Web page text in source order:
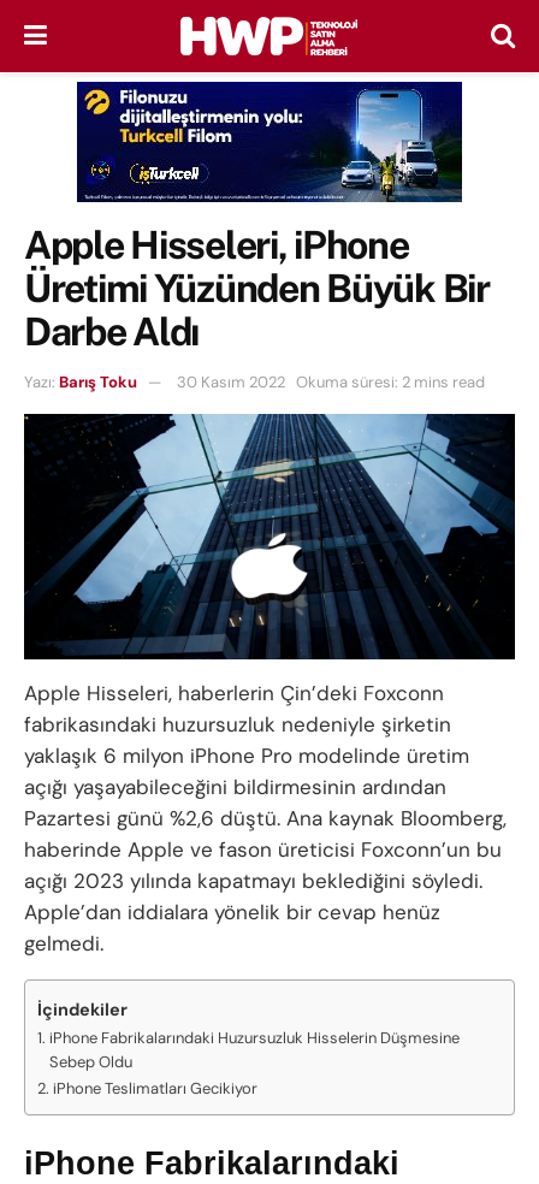
Apple Hisseleri, iPhone
Üretimi Yüzünden Büyük Bir
Darbe Aldı
Yazı: Barış Toku 30 Kasım 2022 Okuma süresi: 2 mins read
Apple Hisseleri, haberlerin Çin’deki Foxconn
fabrikasındaki huzursuzluk nedeniyle şirketin
yaklaşık 6 milyon iPhone Pro modelinde üretim
açığı yaşayabileceğini bildirmesinin ardından
Pazartesi günü %2,6 düştü. Ana kaynak Bloomberg,
haberinde Apple ve fason üreticisi Foxconn’un bu
açığı 2023 yılında kapatmayı beklediğini söyledi.
Apple’dan iddialara yönelik bir cevap henüz
gelmedi.
İçindekiler
iPhone Fabrikalarındaki Huzursuzluk Hisselerin Düşmesine
Sebep Oldu
iPhone Teslimatları Gecikiyor
iPhone Fabrikalarındaki